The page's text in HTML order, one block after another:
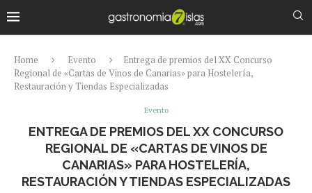
Home Evento
Entrega de premios del XX Concurso
Regional de «Cartas de Vinos de Canarias» para Hostelería,
Restauración y Tiendas Especializadas
Evento
ENTREGA DE PREMIOS DEL XX CONCURSO
REGIONAL DE «CARTAS DE VINOS DE
CANARIAS» PARA HOSTELERÍA,
RESTAURACIÓN Y TIENDAS ESPECIALIZADAS